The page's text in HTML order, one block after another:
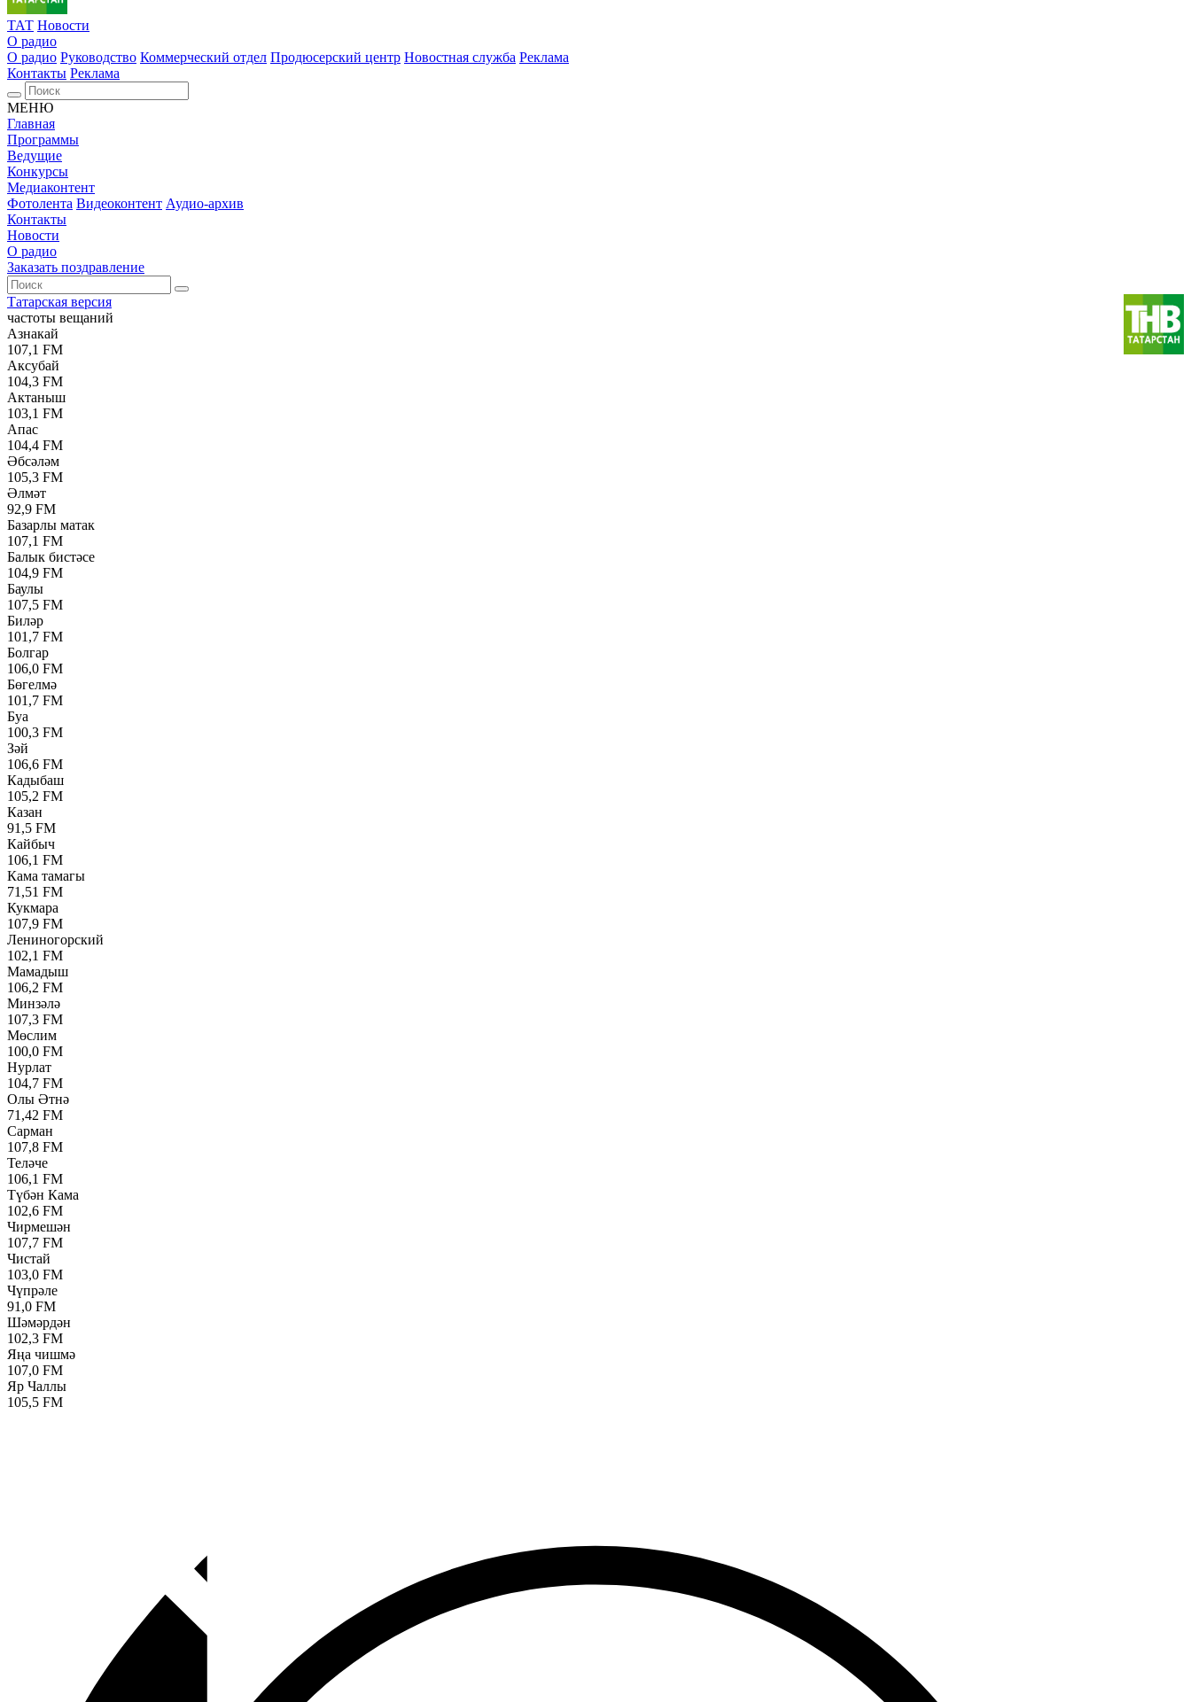
ТАТ Новости
О радио
О радио Руководство Коммерческий отдел Продюсерский центр Новостная служба Реклама
Контакты Реклама
МЕНЮ
Главная
Программы
Ведущие
Конкурсы
Медиаконтент
Фотолента Видеоконтент Аудио-архив
Контакты
Новости
О радио
Заказать поздравление
Татарская версия
частоты вещаний
Азнакай
107,1 FM
Аксубай
104,3 FM
Актаныш
103,1 FM
Апас
104,4 FM
Әбсәләм
105,3 FM
Әлмәт
92,9 FM
Базарлы матак
107,1 FM
Балык бистәсе
104,9 FM
Баулы
107,5 FM
Биләр
101,7 FM
Болгар
106,0 FM
Бөгелмә
101,7 FM
Буа
100,3 FM
Зәй
106,6 FM
Кадыбаш
105,2 FM
Казан
91,5 FM
Кайбыч
106,1 FM
Кама тамагы
71,51 FM
Кукмара
107,9 FM
Лениногорский
102,1 FM
Мамадыш
106,2 FM
Минзәлә
107,3 FM
Мөслим
100,0 FM
Нурлат
104,7 FM
Олы Әтнә
71,42 FM
Сарман
107,8 FM
Теләче
106,1 FM
Түбән Кама
102,6 FM
Чирмешән
107,7 FM
Чистай
103,0 FM
Чүпрәле
91,0 FM
Шәмәрдән
102,3 FM
Яңа чишмә
107,0 FM
Яр Чаллы
105,5 FM